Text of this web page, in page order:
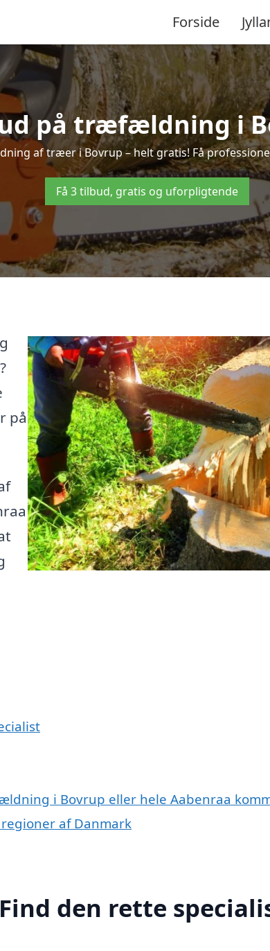
Forside
på træfældning i
af træer i Bovrup – helt gratis! Få
Få 3 tilbud, gratis og uforpligtende
på
i Bovrup eller hele Aabenraa
af Danmark
den rette